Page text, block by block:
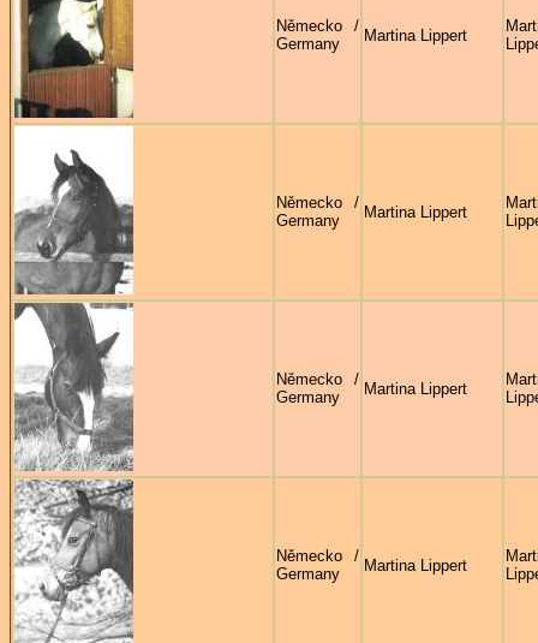
Německo /
Germany
Martina Lippert
Německo /
Germany
Martina Lippert
Německo /
Germany
Martina Lippert
Německo /
Germany
Martina Lippert